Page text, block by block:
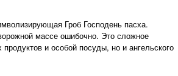
Гроб Господень пасха.
массе ошибочно. Это сложное
и особой посуды, но и ангельского